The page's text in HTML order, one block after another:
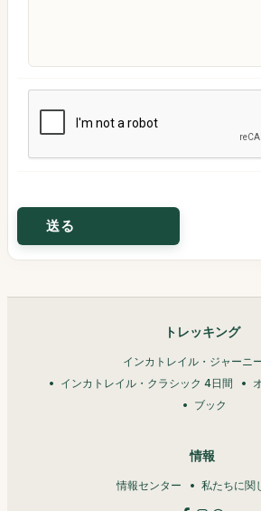
トレッキング
インカトレイル・ジャーニ
インカトレイル・クラシック 4日間
ブック
情報
情報センター 私たちに関